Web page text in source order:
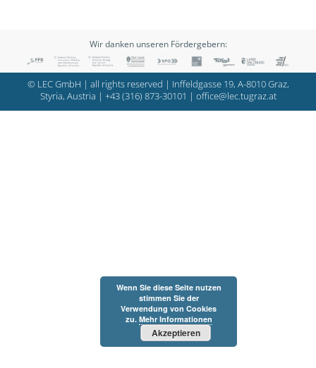
Wir danken unseren Fördergebern:
© LEC GmbH | all rights reserved | Inffeldgasse 19, A-8010 Graz,
Styria, Austria | +43 (316) 873-30101 | office@lec.tugraz.at
Wenn Sie diese Seite nutzen
stimmen Sie der
Verwendung von Cookies
zu. Mehr Informationen
Akzeptieren